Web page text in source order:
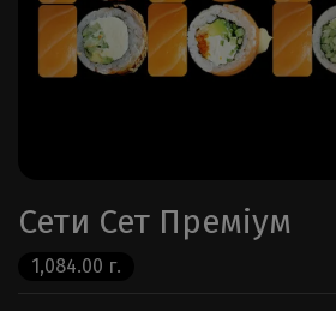
Сети Сет Преміум
1,084.00 г.